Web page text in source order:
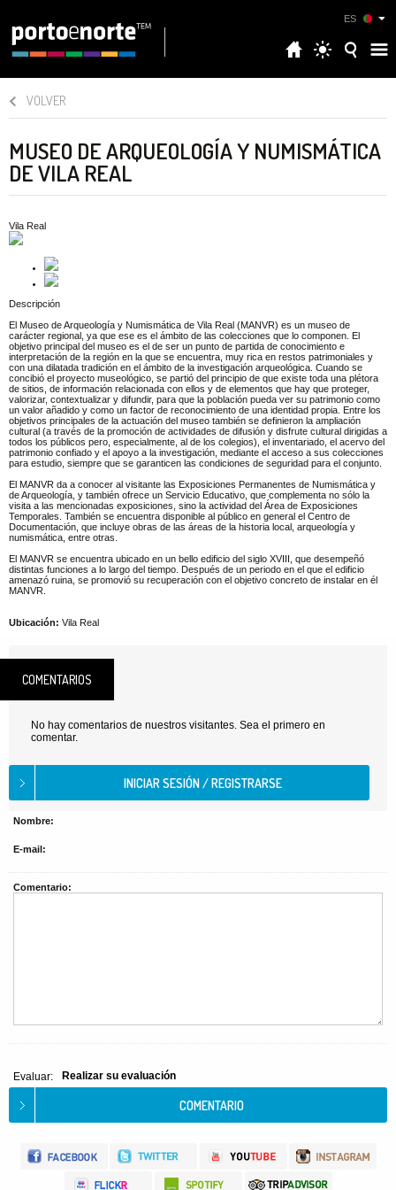
ES
VOLVER
MUSEO DE ARQUEOLOGÍA Y NUMISMÁTICA
DE VILA REAL
Vila Real
Descripción
El Museo de Arqueología y Numismática de Vila Real (MANVR) es un museo de
carácter regional, ya que ese es el ámbito de las colecciones que lo componen. El
objetivo principal del museo es el de ser un punto de partida de conocimiento e
interpretación de la región en la que se encuentra, muy rica en restos patrimoniales y
con una dilatada tradición en el ámbito de la investigación arqueológica. Cuando se
concibió el proyecto museológico, se partió del principio de que existe toda una plétora
de sitios, de información relacionada con ellos y de elementos que hay que proteger,
valorizar, contextualizar y difundir, para que la población pueda ver su patrimonio como
un valor añadido y como un factor de reconocimiento de una identidad propia. Entre los
objetivos principales de la actuación del museo también se definieron la ampliación
cultural (a través de la promoción de actividades de difusión y disfrute cultural dirigidas a
todos los públicos pero, especialmente, al de los colegios), el inventariado, el acervo del
patrimonio confiado y el apoyo a la investigación, mediante el acceso a sus colecciones
para estudio, siempre que se garanticen las condiciones de seguridad para el conjunto.
El MANVR da a conocer al visitante las Exposiciones Permanentes de Numismática y
de Arqueología, y también ofrece un Servicio Educativo, que complementa no sólo la
visita a las mencionadas exposiciones, sino la actividad del Área de Exposiciones
Temporales. También se encuentra disponible al público en general el Centro de
Documentación, que incluye obras de las áreas de la historia local, arqueología y
numismática, entre otras.
El MANVR se encuentra ubicado en un bello edificio del siglo XVIII, que desempeñó
distintas funciones a lo largo del tiempo. Después de un periodo en el que el edificio
amenazó ruina, se promovió su recuperación con el objetivo concreto de instalar en él
MANVR.
Ubicación: Vila Real
COMENTARIOS
No hay comentarios de nuestros visitantes. Sea el primero en
comentar.
Nombre:
E-mail:
Comentario:
Evaluar: Realizar su evaluación